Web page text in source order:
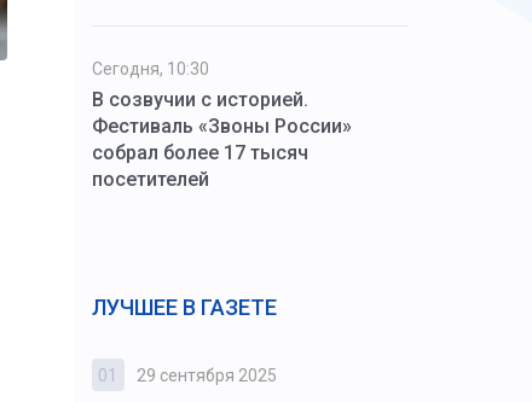
Сегодня, 10:30
В созвучии с историей.
Фестиваль «Звоны России»
собрал более 17 тысяч
посетителей
ЛУЧШЕЕ В ГАЗЕТЕ
01 29 сентября 2025